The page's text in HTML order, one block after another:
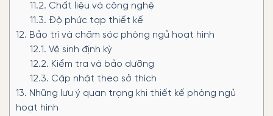
11.2. Chất liệu và công nghệ
11.3. Độ phức tạp thiết kế
12. Bảo trì và chăm sóc phòng ngủ hoạt hình
12.1. Vệ sinh định kỳ
12.2. Kiểm tra và bảo dưỡng
12.3. Cập nhật theo sở thích
13. Những lưu ý quan trọng khi thiết kế phòng ngủ
hoạt hình